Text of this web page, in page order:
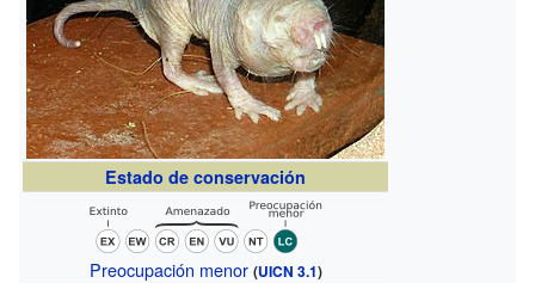
Estado de conservación
Preocupación menor (UICN 3.1)